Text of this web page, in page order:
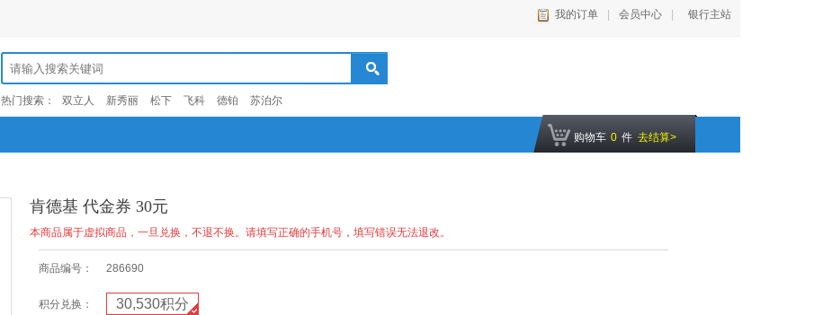
我的订单 会员中心 银行主站
热门搜索： 双立人 新秀丽 松下 飞科 德铂 苏泊尔
购物车 0 件 去结算>
肯德基 代金券 30元
本商品属于虚拟商品，一旦兑换，不退不换。请填写正确的手机号，填写错误无法退改。
商品编号： 286690
积分兑换： 30,530积分